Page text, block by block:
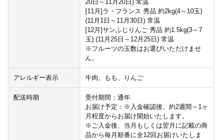
20日～11月20日) 常温
[11月]ラ・フランス 秀品 約2kg(4～10玉)
(11月1日～11月30日) 常温
[12月]サンふじりんご 秀品 約1.5kg(3～7
玉) (11月25日～12月25日) 常温
※フルーツの玉数はお選びいただけませ
ん。
アレルギー表示 牛肉、もも、りんご
配送時期
受付期間：通年
お届け予定：※入金確認後、約2週間～1ヶ
月程度からお届け開始いたします。
※ご入金後、当月もしくは翌月に記載の商
品から毎月順番に全12回お届けいたしま